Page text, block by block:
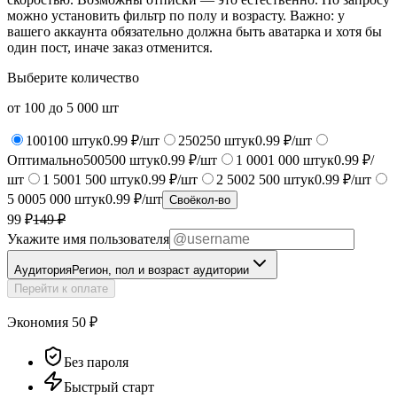
можно установить фильтр по полу и возрасту. Важно: у
вашего аккаунта обязательно должна быть аватарка и хотя бы
один пост, иначе заказ отменится.
Выберите количество
от 100 до 5 000 шт
100100 штук0.99 ₽/шт 250250 штук0.99 ₽/шт
Оптимально500500 штук0.99 ₽/шт 1 0001 000 штук0.99 ₽/
шт
1 5001 500 штук0.99 ₽/шт 2 5002 500 штук0.99 ₽/шт
5 0005 000 штук0.99 ₽/шт Своёкол-во
99 ₽149₽
Укажите имя пользователя
АудиторияРегион, пол и возраст аудитории
Перейти к оплате
Экономия 50 ₽
Без пароля
Быстрый старт